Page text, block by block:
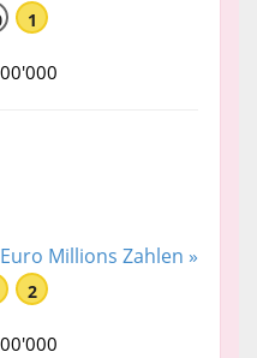
1
Euro Millions Zahlen »
2